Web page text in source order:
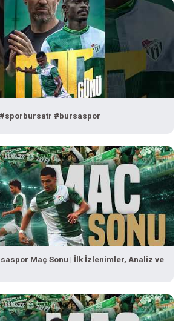
#bursaspor
Maç Sonu | İlk İzlenimler, Analiz ve